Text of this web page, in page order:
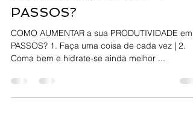
COMO AUMENTAR a sua
PRODUTIVIDADE em 4
PASSOS?
COMO AUMENTAR a sua PRODUTIVIDADE em
Coma bem e hidrate-se ainda melhor ...